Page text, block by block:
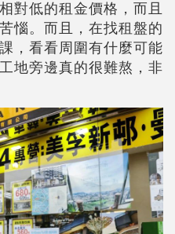
對低的租金價格，而且
惱。而且，在找租盤的
，看看周圍有什麼可能
地旁邊真的很難熬，非